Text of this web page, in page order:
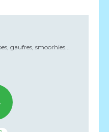
gaufres, smoorhies...